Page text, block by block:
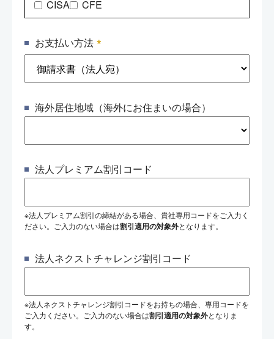
CISA CFE
お支払い方法 *
海外居住地域（海外にお住まいの場合）
法人プレミアム割引コード
※法人プレミアム割引の締結がある場合、貴社専用コードをご入力く
ださい。ご入力のない場合は割引適用の対象外となります。
法人ネクストチャレンジ割引コード
※法人ネクストチャレンジ割引コードをお持ちの場合、専用コードを
ご入力ください。ご入力のない場合は割引適用の対象外となりま
す。